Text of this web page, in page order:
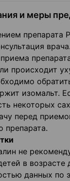
и меры
препарата
врача.
происходит
изомальт.
некоторых
перед
препарата.
не
в возрасте
данных по